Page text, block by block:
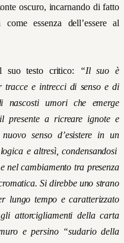
oscuro, incarnando di fatto
come essenza dell’essere al
suo testo critico: “Il suo è
tracce e intrecci di senso e di
umori che emerge
presente a ricreare ignote e
nuovo senso d’esistere in un
e altresì, condensandosi
nel cambiamento tra presenza
Si direbbe uno strano
lungo tempo e caratterizzato
attorcigliamenti della carta
e persino “sudario della